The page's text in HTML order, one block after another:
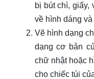
bị bút chì, giấy,
về hình dáng
Vẽ hình dạng
dạng cơ bản
chữ nhật hoặc
cho chiếc túi